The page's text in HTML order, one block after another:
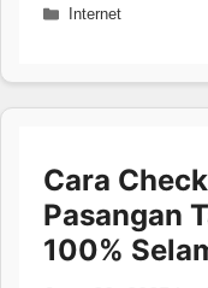
Categories
Internet
Cara
Pasangan
100%